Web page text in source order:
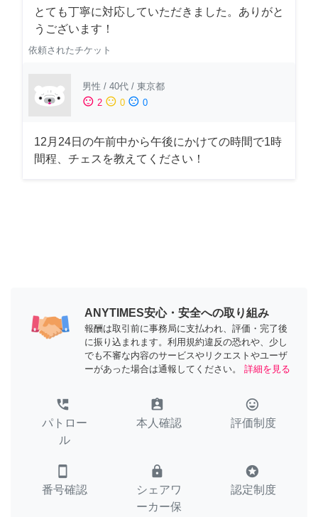
とても丁寧に対応していただきました。ありがと
うございます！
依頼されたチケット
男性 / 40代 / 東京都
sentiment_satisfied 2 sentiment_neutral 0 sentiment_dissatisfied 0
12月24日の午前中から午後にかけての時間で1時
間程、チェスを教えてください！
ANYTIMES安心・安全への取り組み
報酬は取引前に事務局に支払われ、評価・完了後
に振り込まれます。利用規約違反の恐れや、少し
でも不審な内容のサービスやリクエストやユーザ
ーがあった場合は通報してください。
詳細を見る
perm_phone_msg
パトロー
ル
assignment_ind
本人確認
tag_faces
評価制度
smartphone
番号確認
lock
シェアワ
ーカー保
stars
認定制度